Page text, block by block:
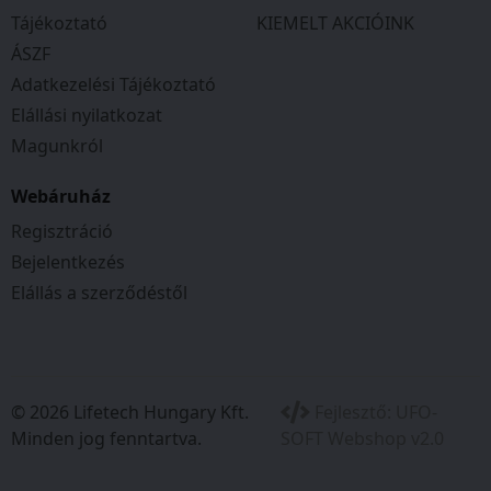
Tájékoztató
ÁSZF
Adatkezelési Tájékoztató
Elállási nyilatkozat
Magunkról
KIEMELT AKCIÓINK
Webáruház
Regisztráció
Bejelentkezés
Elállás a szerződéstől
© 2026 Lifetech Hungary Kft.
Minden jog fenntartva.